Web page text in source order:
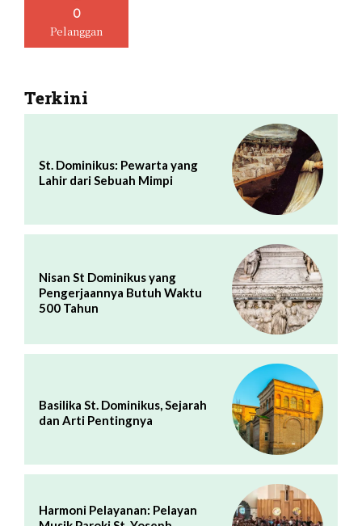
0
Pelanggan
Terkini
St. Dominikus: Pewarta yang
Lahir dari Sebuah Mimpi
Nisan St Dominikus yang
Pengerjaannya Butuh Waktu
500 Tahun
Basilika St. Dominikus, Sejarah
dan Arti Pentingnya
Harmoni Pelayanan: Pelayan